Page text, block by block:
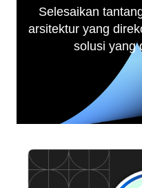
Selesaikan
arsitektur yang
solusi yang